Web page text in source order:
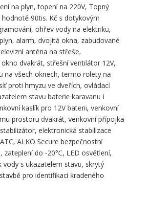
na plyn, topení na 220V, Topný
hodnotě 90tis. Kč s dotykovým
ohřev vody na elektriku,
alarm, dvojitá okna, zabudované
anténa na střeše,
dvakrát, střešní ventilátor 12V,
na všech oknech, termo rolety na
proti hmyzu ve dveřích, ovládací
stavu baterie karavanu i
kaslík pro 12V baterii, venkovní
prostoru dvakrát, venkovní přípojka
elektronická stabilizace
ALKO Secure bezpečnostní
zateplení do -20°C, LED osvětlení,
vody s ukazatelem stavu, skrytý
pro identifikaci kradeného